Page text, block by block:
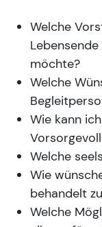
Welche
möchte?
Welche
Wie kann
Welche
Wie
behandelt
Welche